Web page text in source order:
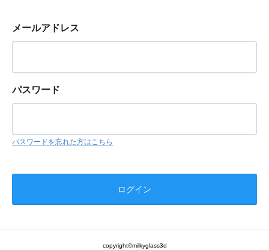
メールアドレス
パスワード
パスワードを忘れた方はこちら
copyright©milkyglass3d